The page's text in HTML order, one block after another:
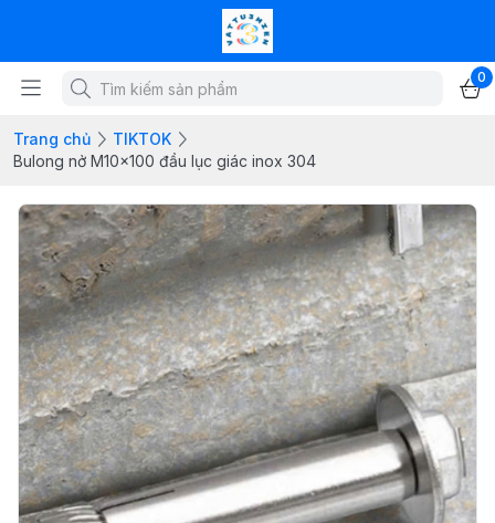
0
Trang chủ
TIKTOK
Bulong nở M10x100 đầu lục giác inox 304